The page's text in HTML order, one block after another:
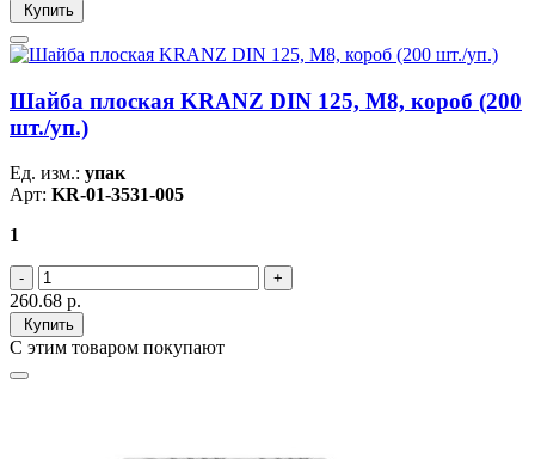
Купить
Шайба плоская KRANZ DIN 125, M8, короб (200
шт./уп.)
Ед. изм.: упак
Арт: KR-01-3531-005
1
260.68 р.
Купить
С этим товаром покупают